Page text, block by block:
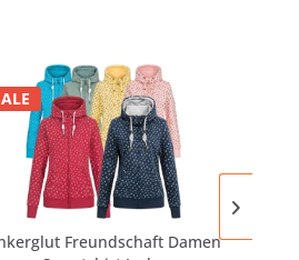
Freundschaft Damen